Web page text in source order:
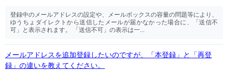
登録中のメールアドレスの設定や、メールボックスの容量の問題等により、
ゆうちょダイレクトから送信したメールが届かなかった場合に、「送信不
可」と表示されます。 「送信不可」の表示は一...
メールアドレスを追加登録したいのですが、「本登録」と「再登
録」の違いを教えてください。